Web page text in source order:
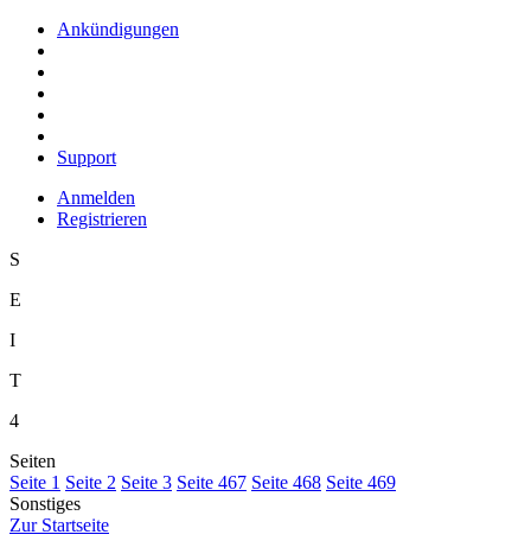
Ankündigungen
Support
Anmelden
Registrieren
S
E
I
T
4
Seiten
Seite 1 Seite 2 Seite 3 Seite 467 Seite 468 Seite 469
Sonstiges
Zur Startseite